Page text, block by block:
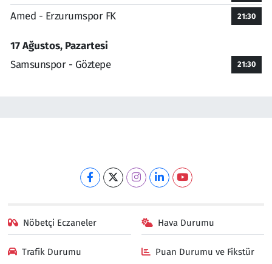
Amed - Erzurumspor FK 21:30
17 Ağustos, Pazartesi
Samsunspor - Göztepe
21:30
Nöbetçi Eczaneler Hava Durumu
Trafik Durumu Puan Durumu ve Fikstür